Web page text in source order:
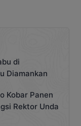
di
Diamankan
Kobar Panen
Rektor Unda